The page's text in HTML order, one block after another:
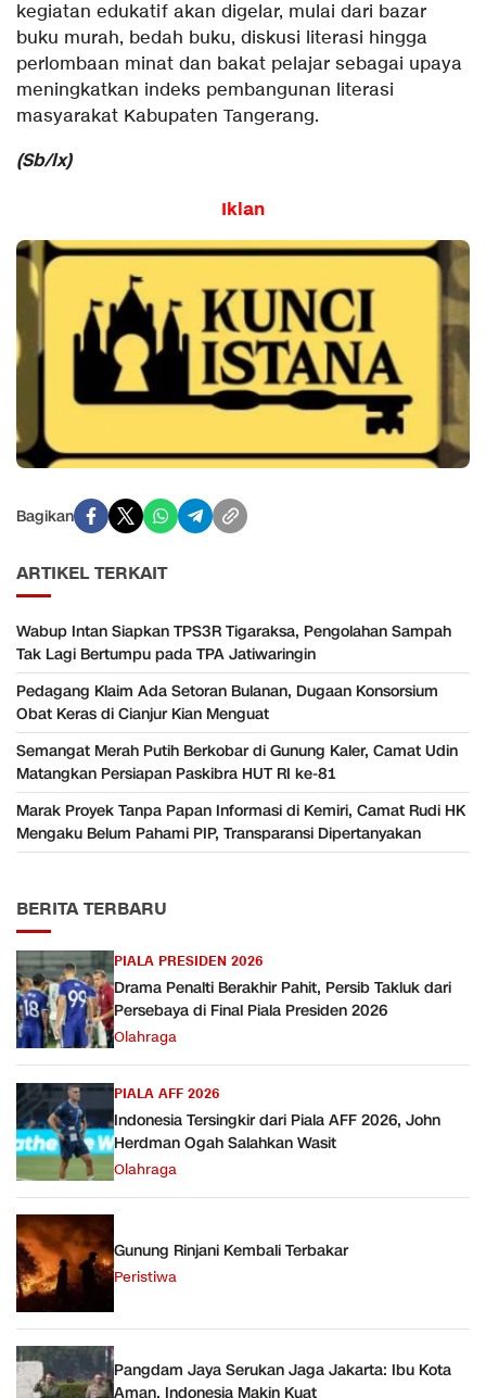
kegiatan edukatif akan digelar, mulai dari bazar
buku murah, bedah buku, diskusi literasi hingga
perlombaan minat dan bakat pelajar sebagai upaya
meningkatkan indeks pembangunan literasi
masyarakat Kabupaten Tangerang.
(Sb/lx)
Iklan
Bagikan
ARTIKEL TERKAIT
Wabup Intan Siapkan TPS3R Tigaraksa, Pengolahan Sampah
Tak Lagi Bertumpu pada TPA Jatiwaringin
Pedagang Klaim Ada Setoran Bulanan, Dugaan Konsorsium
Obat Keras di Cianjur Kian Menguat
Semangat Merah Putih Berkobar di Gunung Kaler, Camat Udin
Matangkan Persiapan Paskibra HUT RI ke-81
Marak Proyek Tanpa Papan Informasi di Kemiri, Camat Rudi HK
Mengaku Belum Pahami PIP, Transparansi Dipertanyakan
BERITA TERBARU
PIALA PRESIDEN 2026
Drama Penalti Berakhir Pahit, Persib Takluk dari
Persebaya di Final Piala Presiden 2026
Olahraga
PIALA AFF 2026
Indonesia Tersingkir dari Piala AFF 2026, John
Herdman Ogah Salahkan Wasit
Olahraga
Gunung Rinjani Kembali Terbakar
Peristiwa
Pangdam Jaya Serukan Jaga Jakarta: Ibu Kota
Aman, Indonesia Makin Kuat